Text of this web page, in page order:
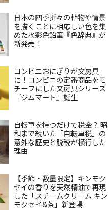
日本の四季折々の植物や情景
を描くことに相応しい色を集
めた水彩色鉛筆『色辞典』が
新発売！
コンビニおにぎりが文房具
に！コンビニの定番商品をモ
チーフにした文房具シリーズ
『ジムマート』誕生
自転車を持つだけで税金？ 昭
和まで続いた「自転車税」の
意外な歴史と脱税が横行した
理由
【季節・数量限定】キンモク
セイの香りを天然精油で再現
した「スチームクリーム キン
モクセイ&茶」新登場